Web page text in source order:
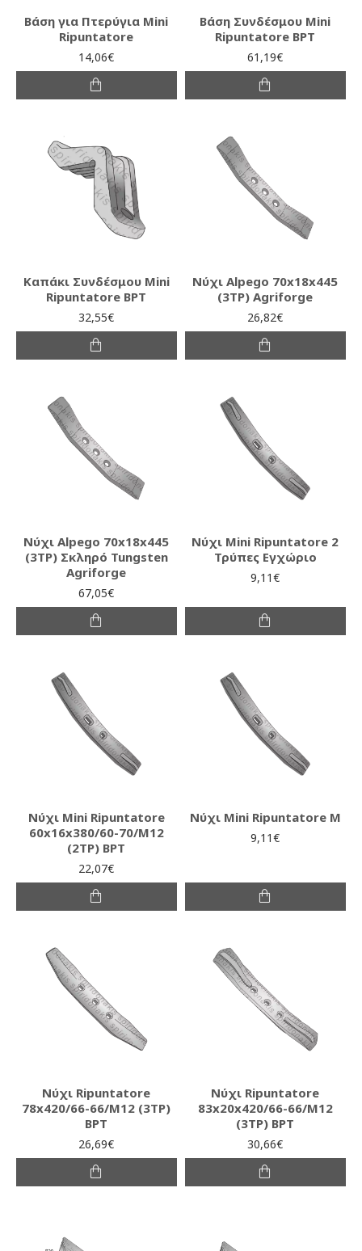
Βάση για Πτερύγια Mini
Ripuntatore
14,06€
Βάση Συνδέσμου Mini
Ripuntatore BPT
61,19€
Καπάκι Συνδέσμου Mini
Ripuntatore BPT
32,55€
Νύχι Alpego 70x18x445
(3TΡ) Agriforge
26,82€
Νύχι Alpego 70x18x445
(3TΡ) Σκληρό Tungsten
Agriforge
67,05€
Νύχι Mini Ripuntatore 2
Τρύπες Εγχώριο
9,11€
Νύχι Mini Ripuntatore
60x16x380/60-70/M12
(2ΤΡ) BPT
22,07€
Νύχι Mini Ripuntatore M
9,11€
Νύχι Ripuntatore
78x420/66-66/Μ12 (3ΤΡ)
BPT
26,69€
Νύχι Ripuntatore
83x20x420/66-66/M12
(3ΤΡ) BPT
30,66€